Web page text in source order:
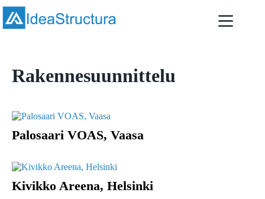
Skip
content
Rakennesuunnittelu
Palosaari VOAS, Vaasa
Kivikko Areena, Helsinki